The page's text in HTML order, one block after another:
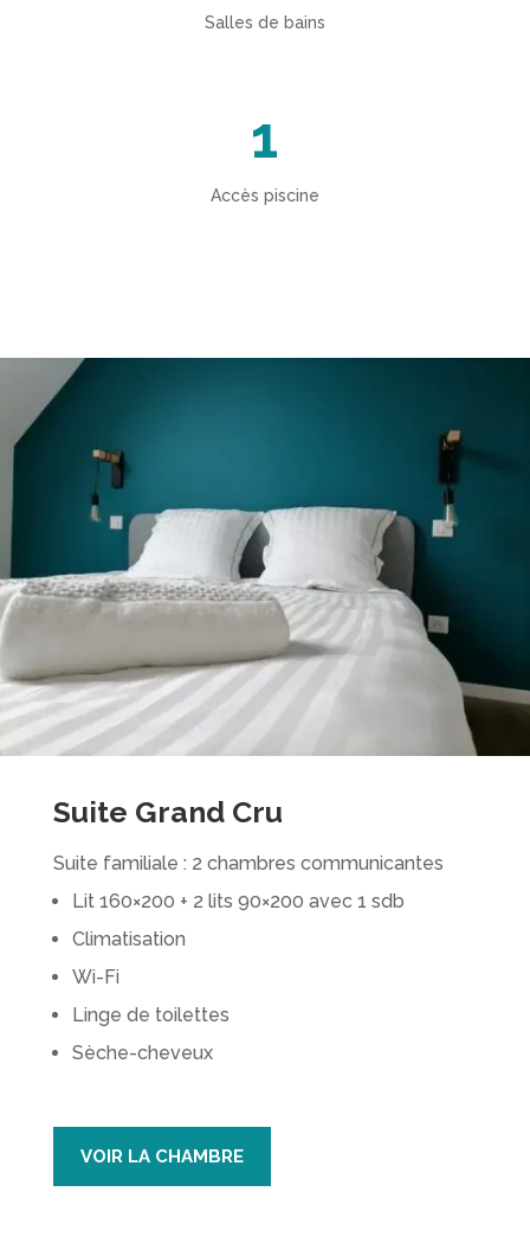
Salles de bains
1
Accès piscine
Suite Grand Cru
Suite familiale : 2 chambres communicantes
Lit 160×200 + 2 lits 90×200 avec 1 sdb
Climatisation
Wi-Fi
Linge de toilettes
Sèche-cheveux
VOIR LA CHAMBRE